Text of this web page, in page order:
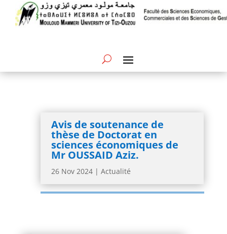
Avis de soutenance de
thèse de Doctorat en
sciences économiques de
Mr OUSSAID Aziz.
26 Nov 2024| Actualité